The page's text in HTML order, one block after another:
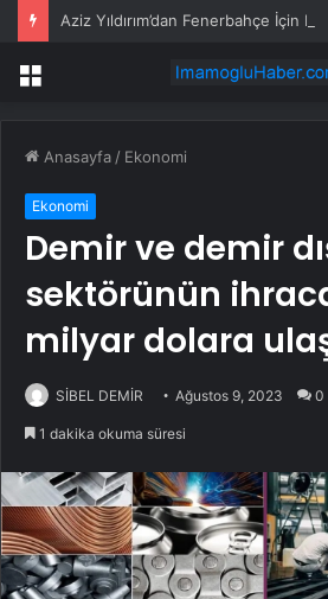
Aziz Yıldırım’dan Fenerbahçe İçin Plan
Menü
Anasayfa / Ekonomi
Ekonomi
Demir ve demir
sektörünün
milyar dolara
SİBEL DEMİR Ağustos 9, 2023 0
1 dakika okuma süresi